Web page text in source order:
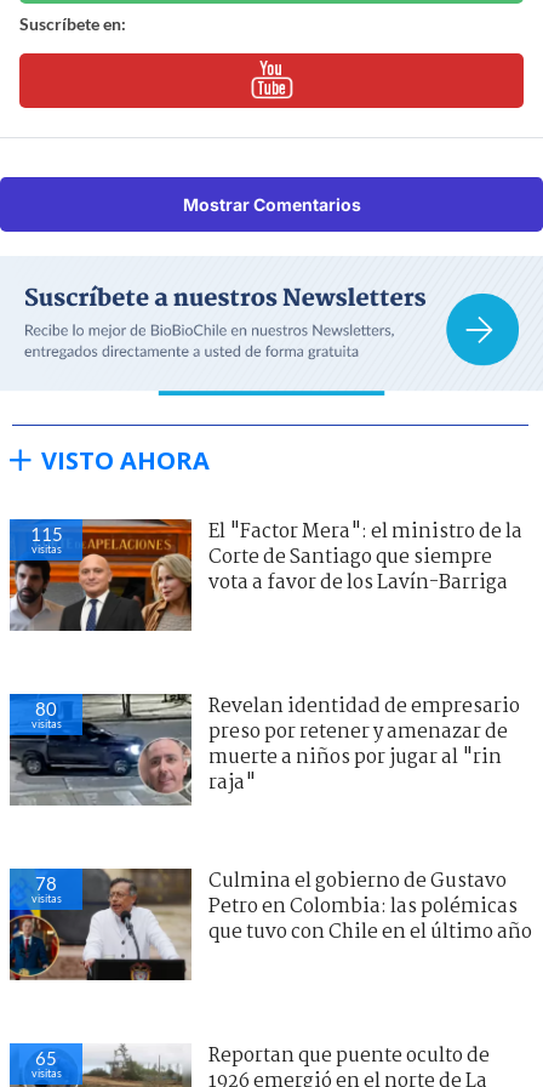
Suscríbete en:
Mostrar Comentarios
VISTO AHORA
115
visitas
El "Factor Mera": el ministro de la
Corte de Santiago que siempre
vota a favor de los Lavín-Barriga
80
visitas
Revelan identidad de empresario
preso por retener y amenazar de
muerte a niños por jugar al "rin
raja"
78
visitas
Culmina el gobierno de Gustavo
Petro en Colombia: las polémicas
que tuvo con Chile en el último año
65
visitas
Reportan que puente oculto de